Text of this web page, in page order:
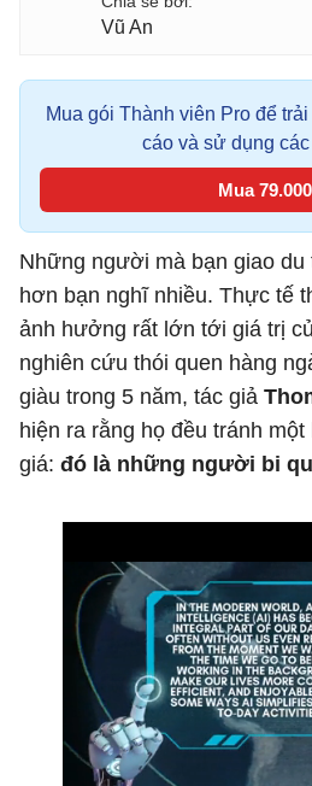
Vũ An
Mua gói Thành viên Pro để
cáo và sử dụng các
Mua
Những người mà bạn giao du
hơn bạn nghĩ nhiều. Thực tế
ảnh hưởng rất lớn tới giá trị
nghiên cứu thói quen hàng
giàu trong 5 năm, tác giả
hiện ra rằng họ đều tránh
giá: đó là những người bi